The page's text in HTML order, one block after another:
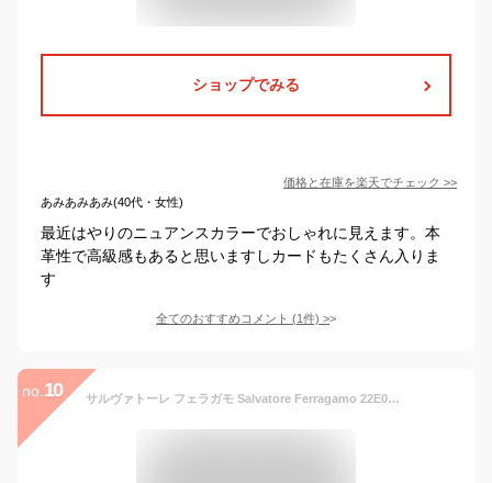
ショップでみる
価格と在庫を楽天でチェック >>
あみあみあみ(40代・女性)
最近はやりのニュアンスカラーでおしゃれに見えます。本
革性で高級感もあると思いますしカードもたくさん入りま
す
全てのおすすめコメント (1件) >
no. 10 サルヴァトーレ フェラガモ Salvatore Ferragamo 22E010 小銭入れ レディース コインケース ニューヴァラ フラグメントケース 無地 プレゼント ビジネス 通勤 通学 リボン ギフト ブラック モカブラウン イエロー